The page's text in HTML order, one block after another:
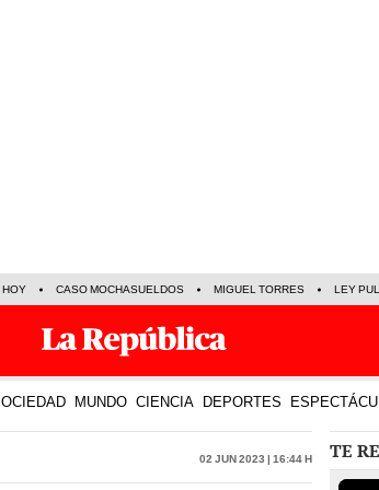
HOY CASO MOCHASUELDOS MIGUEL TORRES LEY
MUNDO CIENCIA DEPORTES
02 Jun 2023 | 16:44 h TE